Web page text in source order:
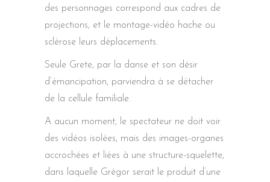
des personnages correspond aux cadres de
projections, et le montage-vidéo hache ou
sclérose leurs déplacements.
Seule Grete, par la danse et son désir
d’émancipation, parviendra à se détacher
de la cellule familiale.
A aucun moment, le spectateur ne doit voir
des vidéos isolées, mais des images-organes
accrochées et liées à une structure-squelette,
dans laquelle Grégor serait le produit d’une